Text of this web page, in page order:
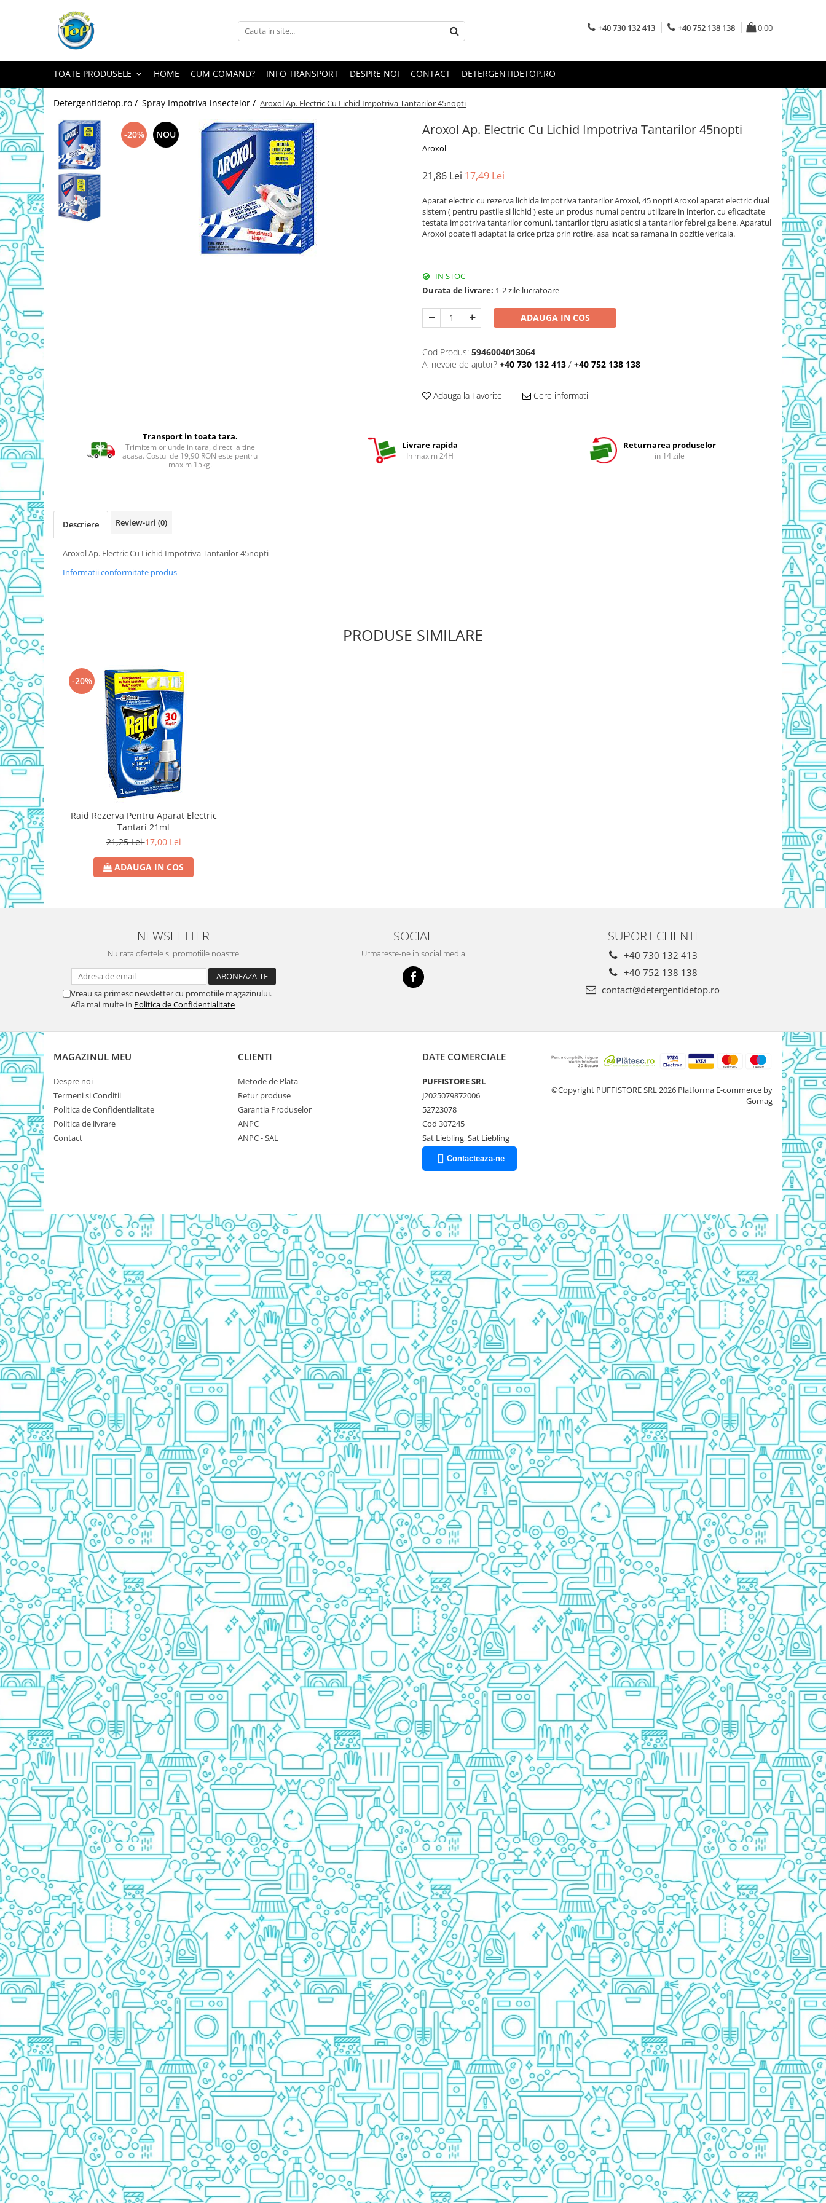
Toate Produsele
Detergenti Pudra
Detergent Lichid
Balsam De Rufe
Detergenti Curatenie Casa
Sano Detergent Pardoseli
Asevi Pardoseli
Produse Pentru Baie
Produse Pentru Bucatarie
Detergenti Curatenie Casa
Detergent Pardoseli
Detergent Geamuri
Detergent Mobila
Detergenti De Haine
Detergent Capsule
Detergent Pentru Pete
Detergent Ariel
Balsam De Rufe
Semana Balsam Rufe
Sano Maxima Balsam
Pachete Produse Curatenie
Produse Pentru Baie
Duck WC
Odorizant WC Bref
Odorizant Vas WC
Odorizant Bazin WC
Cantar
Produse Pentru Bucatarie
Detergent Vase Pentru Masina
Detergent Vase Manual
Solutie Clatire Vase
Sare Masina De Spalat
Folie Si Pungi Alimentare
Lavete Si Bureti
Curatenie Bucatarie
Pungi Ambalare / Saci Menajeri
Vase Si Accesorii
Diverse pentru bucatarie
Igiena si Dezinfectie
Cif Spray Baie
Detartrant WC
Dezinfectant Baie
Dezinfectant Bucatarie
Dezinfectant Sano
Domestos Verde
Domestos WC
Gel Antibacterian
Igienol Dezinfectant
Produse Curatenie Baie
Produse Sano Baie
Prosoape De Hartie Si Servetele
Prosoape de Hartie
Odorizant Camera Profesional
Odorizant Camera Electric
Odorizant Camera cu Betisoare
Odorizant Camera Electric
Profesional
Odorizant Camera Ambi Pur
Rezerva Odorizant Camera
Rezerva Odorizant Camera Glade
Rezerva Odorizant Camera Air Wick
Ingrijire Bebelusi
Servetele Umede Bebelusi
Suplimente Bebelusi
Lenjerii
Ingrijire Bebelusi
Scutece
Scutece Huggies
Scutece Happy
Scutece Pampers Bebelusi
Balsam Rufe Bebelusi
Servetele Umede Bebelusi
Suplimente Bebelusi
Betisoare
Detergent Bebelusi
Detergent Bebelusi Ariel
Sampon Bebelusi
Pasta de dinti *B*
Periuta De Dinti *B*
Periuta de Dinti Electrica Copii
Periuta de Dinti Oral B
Gel de Dus Bebelusi
Ingrijire Adulti
Scutece Adulti
Servetele Umede Adulti
Ingrijire Personala
Cosmetice
Absorbante
Absorbante & Tampoane
Tampoane
Pasta De Dinti
Cosmetice
Deodorante
Creme
Ingrijire Unghii
Machiaje/Pensule
Sapun
Sapun Solid
Sapun Lichid
Par
Vopsea
Sampon
Balsam/Masca
Coafura
Ustensile
Gel de Dus
Prezervative
Ingrijire Orala
Pasta De Dinti
Periuta Dinti
Apa De Gura
Ata Dentara
Creme Depilatoare
Spuma Si Geluri De Barbierit
Protectie Insecte
Betisoare de Urechi
Ingrijire Intima
Aparat de ras
Aparat de Ras Gillette
Aparate de Ras Venus
Accesorii
+40 730 132 413 +40 752 138 138 0,00
TOATE PRODUSELE HOME CUM COMAND? INFO TRANSPORT DESPRE NOI CONTACT DETERGENTIDETOP.RO
Detergentidetop.ro / Spray Impotriva insectelor / Aroxol Ap. Electric Cu Lichid Impotriva Tantarilor 45nopti
Aroxol Ap. Electric Cu Lichid Impotriva Tantarilor 45nopti
Aroxol
-20% NOU
21,86 Lei 17,49 Lei
Aparat electric cu rezerva lichida impotriva tantarilor Aroxol, 45 nopti Aroxol aparat electric dual
sistem ( pentru pastile si lichid ) este un produs numai pentru utilizare in interior, cu eficacitate
testata impotriva tantarilor comuni, tantarilor tigru asiatic si a tantarilor febrei galbene. Aparatul
Aroxol poate fi adaptat la orice priza prin rotire, asa incat sa ramana in pozitie vericala.
IN STOC
Durata de livrare: 1-2 zile lucratoare
ADAUGA IN COS
Cod Produs: 5946004013064
Ai nevoie de ajutor? +40 730 132 413 / +40 752 138 138
Adauga la Favorite Cere informatii
Transport in toata tara.
Trimitem oriunde in tara, direct la tine
acasa. Costul de 19,90 RON este pentru
maxim 15kg.
Livrare rapida
In maxim 24H
Returnarea produselor
in 14 zile
Descriere Review-uri (0)
Aroxol Ap. Electric Cu Lichid Impotriva Tantarilor 45nopti
Informatii conformitate produs
PRODUSE SIMILARE
-20%
Raid Rezerva Pentru Aparat Electric
Tantari 21ml
21,25 Lei17,00 Lei
ADAUGA IN COS
NEWSLETTER
Nu rata ofertele si promotiile noastre
Vreau sa primesc newsletter cu promotiile magazinului.
Afla mai multe in Politica de Confidentialitate
SOCIAL
Urmareste-ne in social media
SUPORT CLIENTI
+40 730 132 413
+40 752 138 138
contact@detergentidetop.ro
MAGAZINUL MEU
Despre noi
Termeni si Conditii
Politica de Confidentialitate
Politica de livrare
Contact
CLIENTI
Metode de Plata
Retur produse
Garantia Produselor
ANPC
ANPC - SAL
DATE COMERCIALE
PUFFISTORE SRL
J2025079872006
52723078
Cod 307245
Sat Liebling, Sat Liebling
Contacteaza-ne
©Copyright PUFFISTORE SRL 2026 Platforma E-commerce by
Gomag